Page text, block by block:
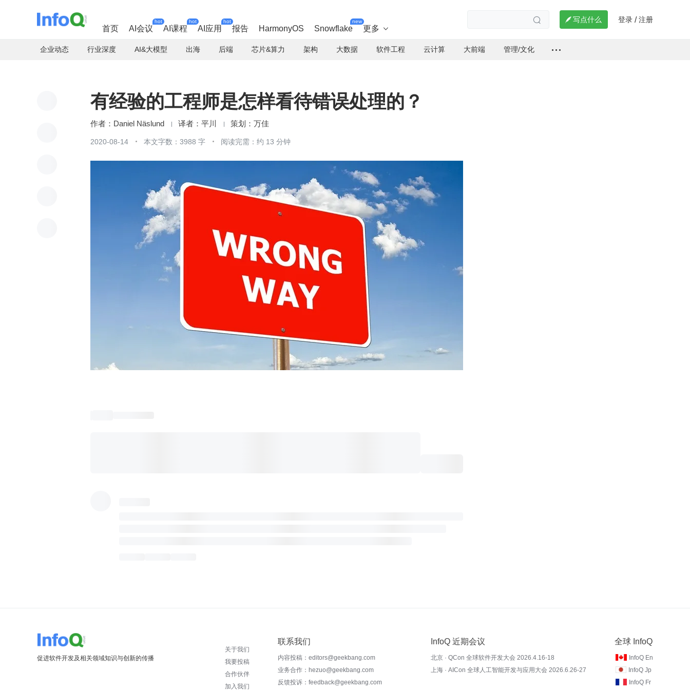
首页 AI会议
hot
AI课程
hot
AI应用
hot
报告 HarmonyOS Snowflake
new
更多 
  写点什么 登录 / 注册
企业动态 行业深度 AI&大模型 出海 后端 芯片&算力 架构 大数据 软件工程 云计算 大前端 管理/文化
有经验的工程师是怎样看待错误处理的？
Daniel Näslund 平川 万佳
2020-08-14 本文字数：3988 字 阅读完需：约 13 分钟
促进软件开发及相关领域知识与创新的传播
关于我们
我要投稿
合作伙伴
加入我们
联系我们
内容投稿：editors@geekbang.com
业务合作：hezuo@geekbang.com
反馈投诉：feedback@geekbang.com
InfoQ 近期会议
北京 · QCon 全球软件开发大会 2026.4.16-18
上海 · AICon 全球人工智能开发与应用大会 2026.6.26-27
全球 InfoQ
InfoQ En
InfoQ Jp
InfoQ Fr